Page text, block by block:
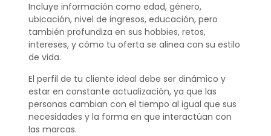
Incluye información como edad, género,
ubicación, nivel de ingresos, educación, pero
también profundiza en sus hobbies, retos,
intereses, y cómo tu oferta se alinea con su estilo
de vida.
El perfil de tu cliente ideal debe ser dinámico y
estar en constante actualización, ya que las
personas cambian con el tiempo al igual que sus
necesidades y la forma en que interactúan con
las marcas.